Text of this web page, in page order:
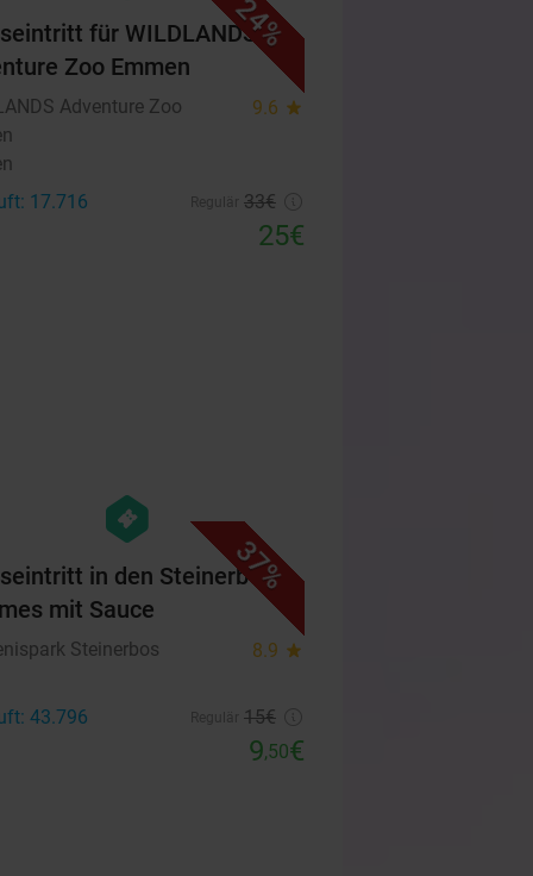
24%
für WILDLANDS
Zoo Emmen
Adventure Zoo
9.6 star
17.716
33€
25€
37%
hexagon
events
in den Steinerbos +
mit Sauce
Steinerbos 8.9 star
43.796
15€
9,50€